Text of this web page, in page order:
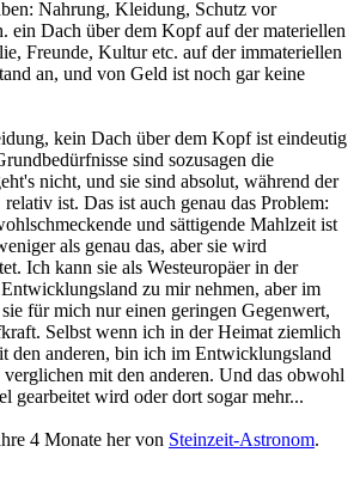
Nahrung, Kleidung, Schutz vor
ein Dach über dem Kopf auf der materiellen
Freunde, Kultur etc. auf der immateriellen
an, und von Geld ist noch gar keine
kein Dach über dem Kopf ist eindeutig
sind sozusagen die
nicht, und sie sind absolut, während der
ist. Das ist auch genau das Problem:
und sättigende Mahlzeit ist
als genau das, aber sie wird
Ich kann sie als Westeuropäer in der
zu mir nehmen, aber im
für mich nur einen geringen Gegenwert,
Selbst wenn ich in der Heimat ziemlich
den anderen, bin ich im Entwicklungsland
mit den anderen. Und das obwohl
gearbeitet wird oder dort sogar mehr...
4 Monate her von Steinzeit-Astronom.